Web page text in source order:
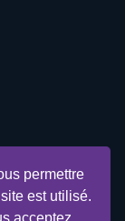
permettre
est utilisé.
acceptez